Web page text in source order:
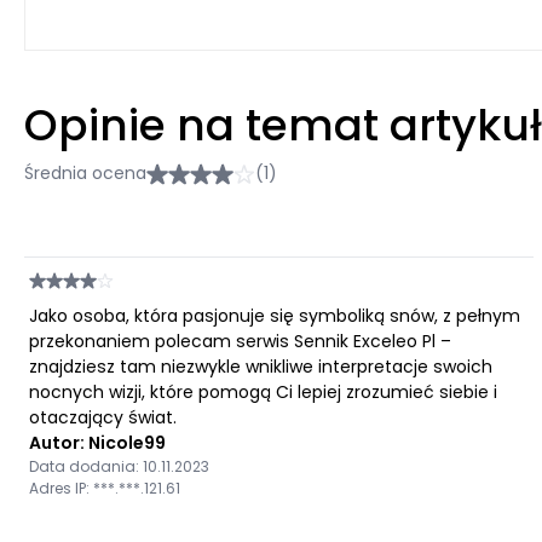
Opinie na temat
Średnia ocena (1)
Jako osoba, która pasjonuje się symboliką snów, z pełnym
przekonaniem polecam serwis Sennik Exceleo Pl –
znajdziesz tam niezwykle wnikliwe interpretacje swoich
nocnych wizji, które pomogą Ci lepiej zrozumieć siebie i
otaczający świat.
Autor: Nicole99
Data dodania: 10.11.2023
Adres IP: ***.***.121.61